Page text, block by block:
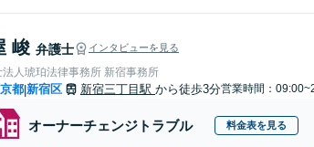
峻 弁護士 インタビューを見る
法人琥珀法律事務所 新宿事務所
都|新宿区 新宿三丁目駅 から徒歩3分営業時間：
オーナーチェンジトラブル 料金表を見る